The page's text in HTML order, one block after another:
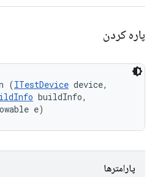
پاره کردن
(ITestDevice device,
buildInfo,
e)
پارامترها